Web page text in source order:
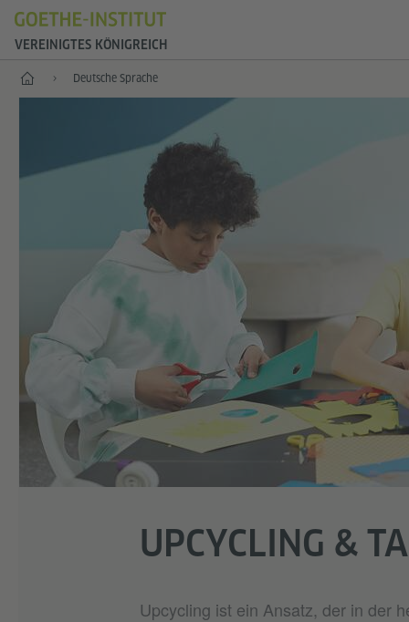
VEREINIGTES KÖNIGREICH
Start Deutsche Sprache
UPCYCLING &
Upcycling ist ein Ansatz, der in der